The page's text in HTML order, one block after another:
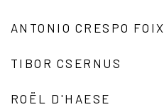
ANTONIO CRESPO FOIX
TIBOR CSERNUS
ROËL D'HAESE